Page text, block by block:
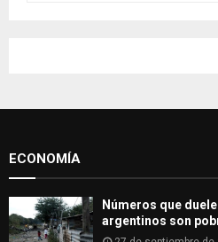
o
ECONOMÍA
Números que
argentinos son